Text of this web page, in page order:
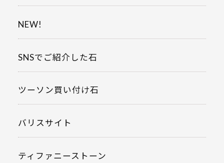
NEW!
SNSでご紹介した石
ツーソン買い付け石
バリスサイト
ティファニーストーン